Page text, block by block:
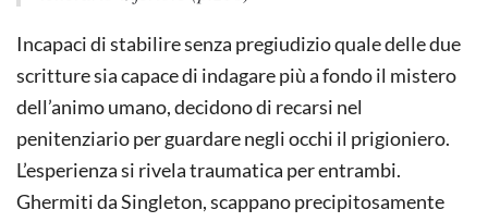
Incapaci di stabilire senza pregiudizio quale delle due
scritture sia capace di indagare più a fondo il mistero
dell’animo umano, decidono di recarsi nel
penitenziario per guardare negli occhi il prigioniero.
L’esperienza si rivela traumatica per entrambi.
Ghermiti da Singleton, scappano precipitosamente